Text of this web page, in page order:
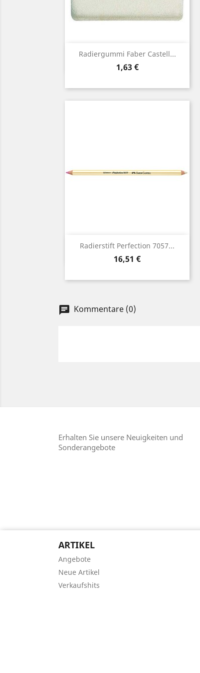
Radiergummi Faber Castell...
Preis
1,63 €
Vorschau
Radierstift Perfection 7057...
Preis
16,51 €
Vorschau
chat Kommentare (0)
Erhalten Sie unsere Neuigkeiten und
Sonderangebote
ARTIKEL
Angebote
Neue Artikel
Verkaufshits